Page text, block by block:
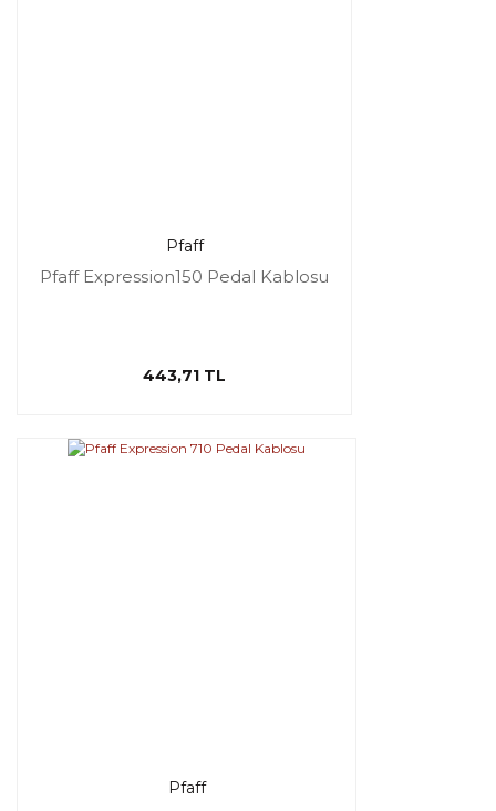
Pfaff
Pfaff Expression150 Pedal Kablosu
443,71 TL
Pfaff